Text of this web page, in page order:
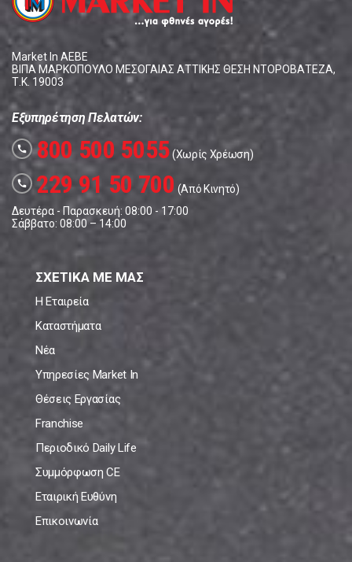
Market In ΑΕΒΕ
ΒΙΠΑ ΜΑΡΚΟΠΟΥΛΟ ΜΕΣΟΓΑΙΑΣ ΑΤΤΙΚΗΣ ΘΕΣΗ ΝΤΟΡΟΒΑΤΕΖΑ,
Τ.Κ. 19003
Εξυπηρέτηση Πελατών:
call 800 500 5055(Χωρίς Χρέωση)
call 229 91 50 700 (Από Κινητό)
Δευτέρα - Παρασκευή: 08:00 - 17:00
Σάββατο: 08:00 – 14:00
ΣΧΕΤΙΚΑ ΜΕ ΜΑΣ
Η Εταιρεία
Καταστήματα
Νέα
Υπηρεσίες Market In
Θέσεις Εργασίας
Franchise
Περιοδικό Daily Life
Συμμόρφωση CE
Εταιρική Ευθύνη
Επικοινωνία